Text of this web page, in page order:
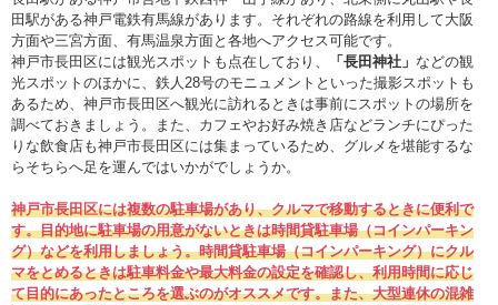
田駅がある神戸電鉄有馬線があります。それぞれの路線を利用して大阪
方面や三宮方面、有馬温泉方面と各地へアクセス可能です。
神戸市長田区には観光スポットも点在しており、
「長田神社」 などの観
光スポットのほかに、鉄人28号のモニュメントといった撮影スポットも
あるため、神戸市長田区へ観光に訪れるときは事前にスポットの場所を
調べておきましょう。また、カフェやお好み焼き店などランチにぴった
りな飲食店も神戸市長田区には集まっているため、グルメを堪能するな
らそちらへ足を運んではいかがでしょうか。
神戸市長田区には複数の駐車場があり、クルマで移動するときに便利で
す。目的地に駐車場の用意がないときは時間貸駐車場（コインパーキン
グ）などを利用しましょう。時間貸駐車場（コインパーキング）にクル
マをとめるときは駐車料金や最大料金の設定を確認し、利用時間に応じ
て目的にあったところを選ぶのがオススメです。また、大型連休の混雑